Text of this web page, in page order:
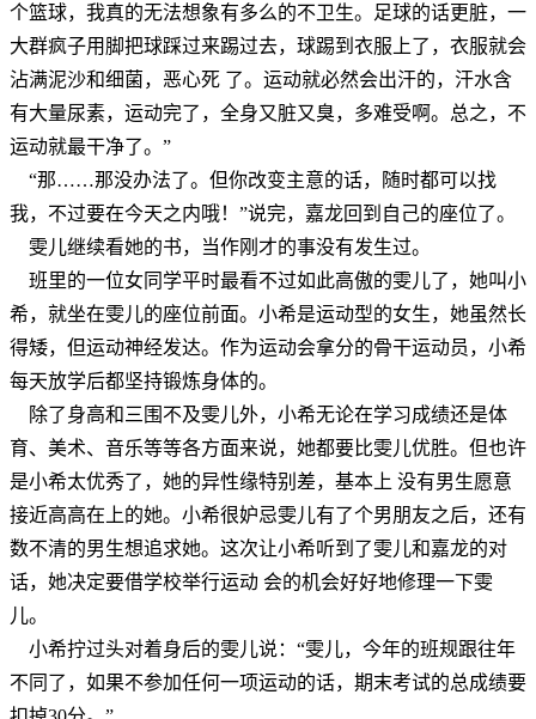
个篮球，我真的无法想象有多么的不卫生。足球的话更脏，一
大群疯子用脚把球踩过来踢过去，球踢到衣服上了，衣服就会
沾满泥沙和细菌，恶心死 了。运动就必然会出汗的，汗水含
有大量尿素，运动完了，全身又脏又臭，多难受啊。总之，不
运动就最干净了。”
“那……那没办法了。但你改变主意的话，随时都可以找
我，不过要在今天之内哦！”说完，嘉龙回到自己的座位了。
雯儿继续看她的书，当作刚才的事没有发生过。
班里的一位女同学平时最看不过如此高傲的雯儿了，她叫小
希，就坐在雯儿的座位前面。小希是运动型的女生，她虽然长
得矮，但运动神经发达。作为运动会拿分的骨干运动员，小希
每天放学后都坚持锻炼身体的。
除了身高和三围不及雯儿外，小希无论在学习成绩还是体
育、美术、音乐等等各方面来说，她都要比雯儿优胜。但也许
是小希太优秀了，她的异性缘特别差，基本上 没有男生愿意
接近高高在上的她。小希很妒忌雯儿有了个男朋友之后，还有
数不清的男生想追求她。这次让小希听到了雯儿和嘉龙的对
话，她决定要借学校举行运动 会的机会好好地修理一下雯
儿。
小希拧过头对着身后的雯儿说：“雯儿，今年的班规跟往年
不同了，如果不参加任何一项运动的话，期末考试的总成绩要